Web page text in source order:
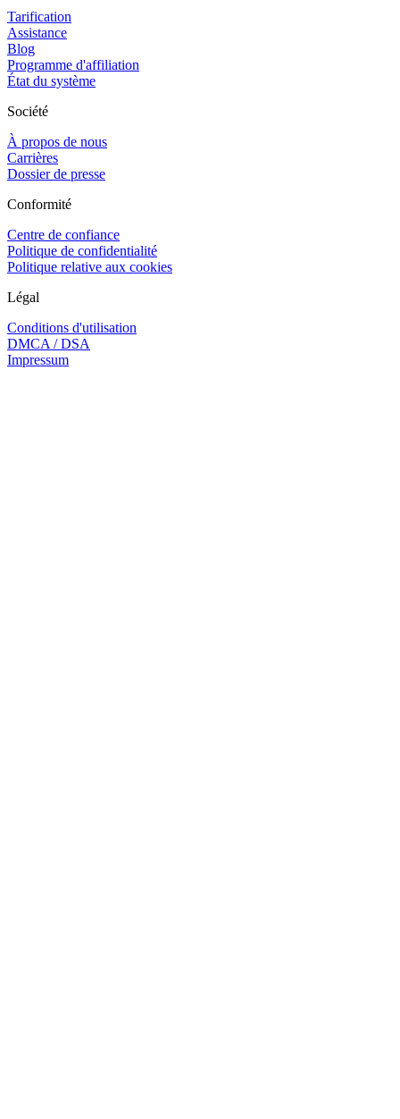
Tarification
Assistance
Blog
Programme d'affiliation
État du système
Société
À propos de nous
Carrières
Dossier de presse
Conformité
Centre de confiance
Politique de confidentialité
Politique relative aux cookies
Légal
Conditions d'utilisation
DMCA / DSA
Impressum